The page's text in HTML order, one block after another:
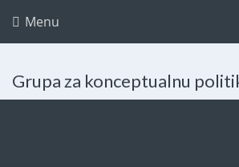
Menu
Grupa za konceptualnu